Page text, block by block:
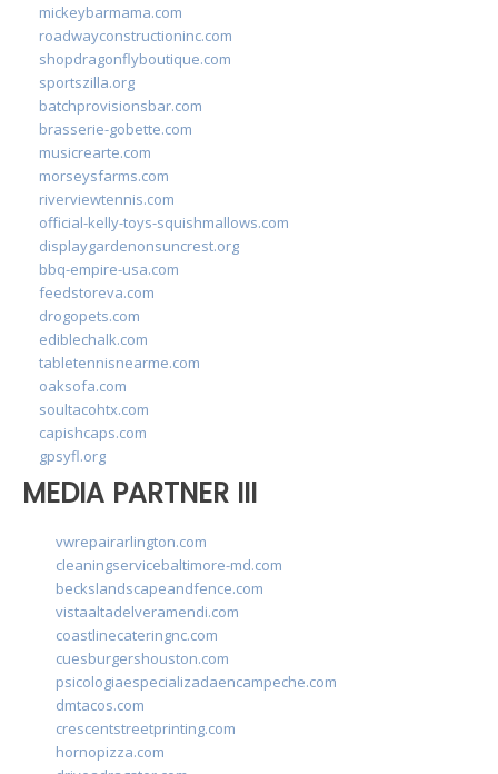
mickeybarmama.com
roadwayconstructioninc.com
shopdragonflyboutique.com
sportszilla.org
batchprovisionsbar.com
brasserie-gobette.com
musicrearte.com
morseysfarms.com
riverviewtennis.com
official-kelly-toys-squishmallows.com
displaygardenonsuncrest.org
bbq-empire-usa.com
feedstoreva.com
drogopets.com
ediblechalk.com
tabletennisnearme.com
oaksofa.com
soultacohtx.com
capishcaps.com
gpsyfl.org
MEDIA PARTNER III
vwrepairarlington.com
cleaningservicebaltimore-md.com
beckslandscapeandfence.com
vistaaltadelveramendi.com
coastlinecateringnc.com
cuesburgershouston.com
psicologiaespecializadaencampeche.com
dmtacos.com
crescentstreetprinting.com
hornopizza.com